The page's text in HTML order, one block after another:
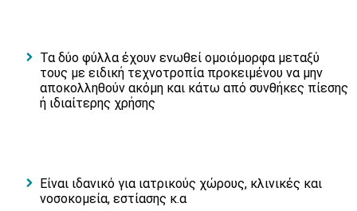
Τα δύο φύλλα έχουν ενωθεί ομοιόμορφα μεταξύ
τους με ειδική τεχνοτροπία προκειμένου να μην
αποκολληθούν ακόμη και κάτω από συνθήκες πίεσης
ή ιδιαίτερης χρήσης
Είναι ιδανικό για ιατρικούς χώρους, κλινικές και
νοσοκομεία, εστίασης κ.α